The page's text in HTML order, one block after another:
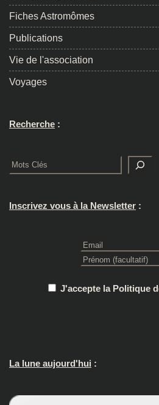
Fiches Astromômes
Publications
Vie de l'association
Voyages
Recherche :
Rechercher
Inscrivez vous à la Newsletter :
J'accepte la Politique
La lune aujourd'hui :